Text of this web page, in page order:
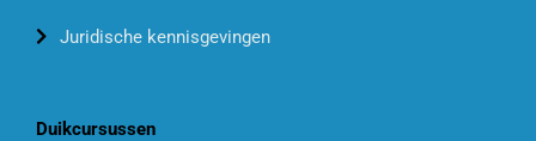
Juridische kennisgevingen
Duikcursussen